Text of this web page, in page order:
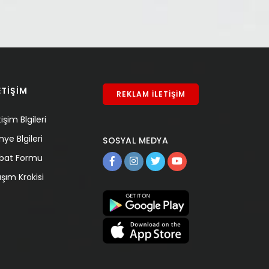
Blgileri
Blgileri
Formu
Krokisi
REKLAM İLETİŞİM
SOSYAL MEDYA